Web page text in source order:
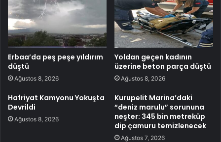
Erbaa’da peş peşe yıldırım
düştü
Ağustos 8, 2026
Yoldan geçen kadının
üzerine beton parça düştü
Ağustos 8, 2026
Hafriyat Kamyonu Yokuşta
Devrildi
Ağustos 8, 2026
Kurupelit Marina’daki
“deniz marulu” sorununa
neşter: 345 bin metreküp
dip çamuru temizlenecek
Ağustos 7, 2026